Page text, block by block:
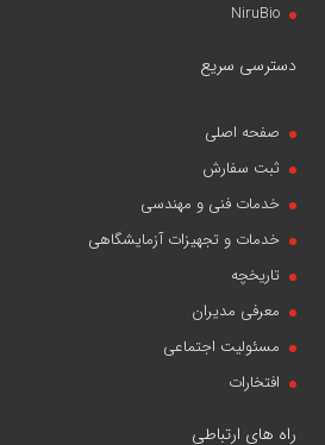
NiruBio
دسترسی سریع
صفحه اصلی
ثبت سفارش
خدمات فنی و مهندسی
خدمات و تجهیزات آزمایشگاهی
تاریخچه
معرفی مدیران
مسئولیت اجتماعی
افتخارات
راه های ارتباطی